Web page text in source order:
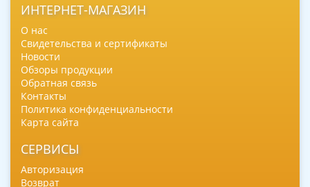
ИНТЕРНЕТ-МАГАЗИН
О нас
Свидетельства и сертификаты
Новости
Обзоры продукции
Обратная связь
Контакты
Политика конфиденциальности
Карта сайта
СЕРВИСЫ
Авторизация
Возврат